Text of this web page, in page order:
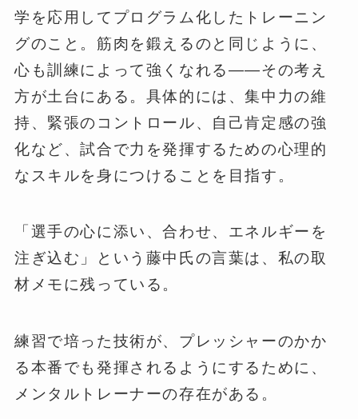
学を応用してプログラム化したトレーニン
グのこと。筋肉を鍛えるのと同じように、
心も訓練によって強くなれる——その考え
方が土台にある。具体的には、集中力の維
持、緊張のコントロール、自己肯定感の強
化など、試合で力を発揮するための心理的
なスキルを身につけることを目指す。
「選手の心に添い、合わせ、エネルギーを
注ぎ込む」という藤中氏の言葉は、私の取
材メモに残っている。
練習で培った技術が、プレッシャーのかか
る本番でも発揮されるようにするために、
メンタルトレーナーの存在がある。